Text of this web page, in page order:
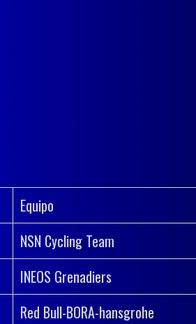
Equipo
NSN Cycling Team
INEOS Grenadiers
Red Bull-BORA-hansgrohe